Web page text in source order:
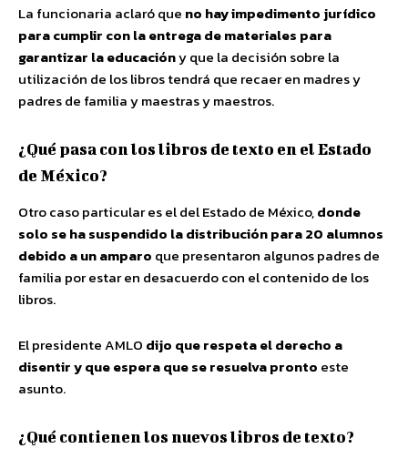
La funcionaria aclaró que no hay impedimento jurídico
para cumplir con la entrega de materiales para
garantizar la educacióny que la decisión sobre la
utilización de los libros tendrá que recaer en madres y
padres de familia y maestras y maestros.
¿Qué pasa con los libros de texto en el Estado
de México?
Otro caso particular es el del Estado de México,donde
solo se ha suspendido la distribución para 20 alumnos
debido a un amparo que presentaron algunos padres de
familia por estar en desacuerdo con el contenido de los
libros.
El presidente AMLO dijo que respeta el derecho a
disentir y que espera que se resuelva pronto este
asunto.
¿Qué contienen los nuevos libros de texto?